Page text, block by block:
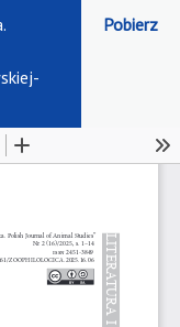
Pobierz